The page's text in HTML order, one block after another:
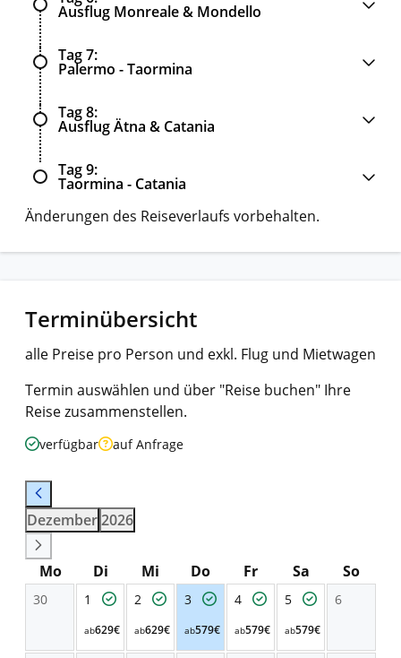
Ausflug Monreale & Mondello
Tag 7
Palermo - Taormina
Tag 8
Ausflug Ätna & Catania
Tag 9
Taormina - Catania
Änderungen des Reiseverlaufs vorbehalten.
Terminübersicht
alle Preise pro Person und exkl. Flug und Mietwagen
Termin auswählen und über "Reise buchen" Ihre
Reise zusammenstellen.
verfügbar auf Anfrage
Dezember2026
Mo Di Mi Do Fr Sa So
30 1
ab629€
2
ab629€
3
ab579€
4
ab579€
5
ab579€
6